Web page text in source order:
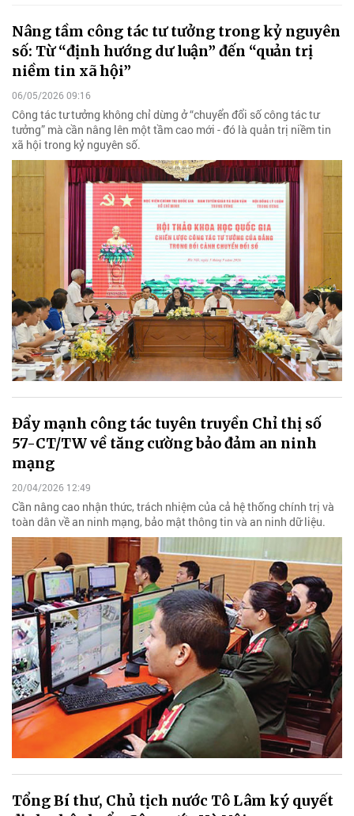
Nâng tầm công tác tư tưởng trong kỷ nguyên
số: Từ “định hướng dư luận” đến “quản trị
niềm tin xã hội”
06/05/2026 09:16
Công tác tư tưởng không chỉ dừng ở “chuyển đổi số công tác tư
tưởng” mà cần nâng lên một tầm cao mới - đó là quản trị niềm tin
xã hội trong kỷ nguyên số.
Đẩy mạnh công tác tuyên truyền Chỉ thị số
57-CT/TW về tăng cường bảo đảm an ninh
mạng
20/04/2026 12:49
Cần nâng cao nhận thức, trách nhiệm của cả hệ thống chính trị và
toàn dân về an ninh mạng, bảo mật thông tin và an ninh dữ liệu.
Tổng Bí thư, Chủ tịch nước Tô Lâm ký quyết